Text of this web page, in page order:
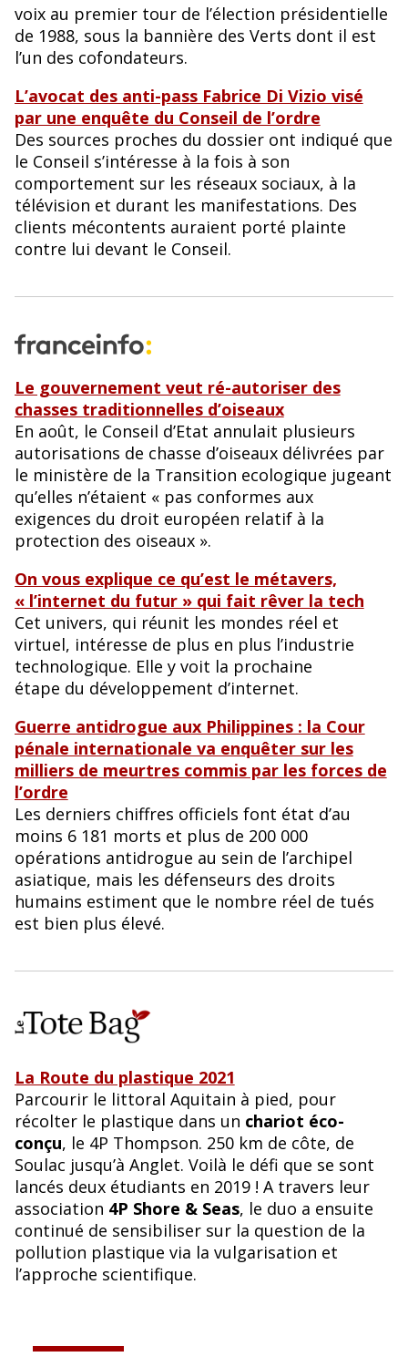
voix au premier tour de l’élection présidentielle
de 1988, sous la bannière des Verts dont il est
l’un des cofondateurs.
L’avocat des anti-pass Fabrice Di Vizio visé
par une enquête du Conseil de l’ordre
Des sources proches du dossier ont indiqué que
le Conseil s’intéresse à la fois à son
comportement sur les réseaux sociaux, à la
télévision et durant les manifestations. Des
clients mécontents auraient porté plainte
contre lui devant le Conseil.
Le gouvernement veut ré-autoriser des
chasses traditionnelles d’oiseaux
En août, le Conseil d’Etat annulait plusieurs
autorisations de chasse d’oiseaux délivrées par
le ministère de la Transition ecologique jugeant
qu’elles n’étaient « pas conformes aux
exigences du droit européen relatif à la
protection des oiseaux ».
On vous explique ce qu’est le métavers,
« l’internet du futur » qui fait rêver la tech
Cet univers, qui réunit les mondes réel et
virtuel, intéresse de plus en plus l’industrie
technologique. Elle y voit la prochaine
étape du développement d’internet.
Guerre antidrogue aux Philippines : la Cour
pénale internationale va enquêter sur les
milliers de meurtres commis par les forces de
l’ordre
Les derniers chiffres officiels font état d’au
moins 6 181 morts et plus de 200 000
opérations antidrogue au sein de l’archipel
asiatique, mais les défenseurs des droits
humains estiment que le nombre réel de tués
est bien plus élevé.
La Route du plastique 2021
Parcourir le littoral Aquitain à pied, pour
récolter le plastique dans un chariot éco-
conçu, le 4P Thompson. 250 km de côte, de
Soulac jusqu’à Anglet. Voilà le défi que se sont
lancés deux étudiants en 2019 ! A travers leur
association 4P Shore & Seas, le duo a ensuite
continué de sensibiliser sur la question de la
pollution plastique via la vulgarisation et
l’approche scientifique.